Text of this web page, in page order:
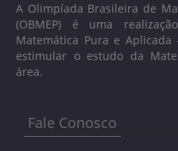
A Olimpíada Brasileira de
(OBMEP) é uma
Matemática Pura e
estimular o estudo da
área.
Fale Conosco